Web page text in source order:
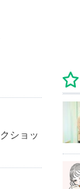
ショッ